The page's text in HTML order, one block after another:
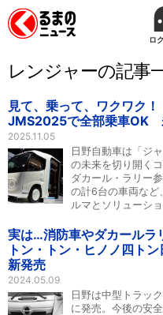
ロ
レンジャーの記事
見て、乗って、ワクワク
JMS2025で全部乗車OK
2025.11.05
日野自動車は「ジ
の未来を切り開く
ダカール・ラリー
の計6台の車両など
ルマとソリューシ
実は…消防車やダカールラ
トン・トン・ヒノノ四ト
新発売
2024.05.09
日野は中型トラッ
に発売。今後の安